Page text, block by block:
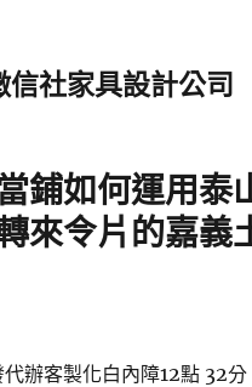
信社家具設計公司
鋪如何運用泰
來令片的嘉義
辦客製化白內障12點 32分